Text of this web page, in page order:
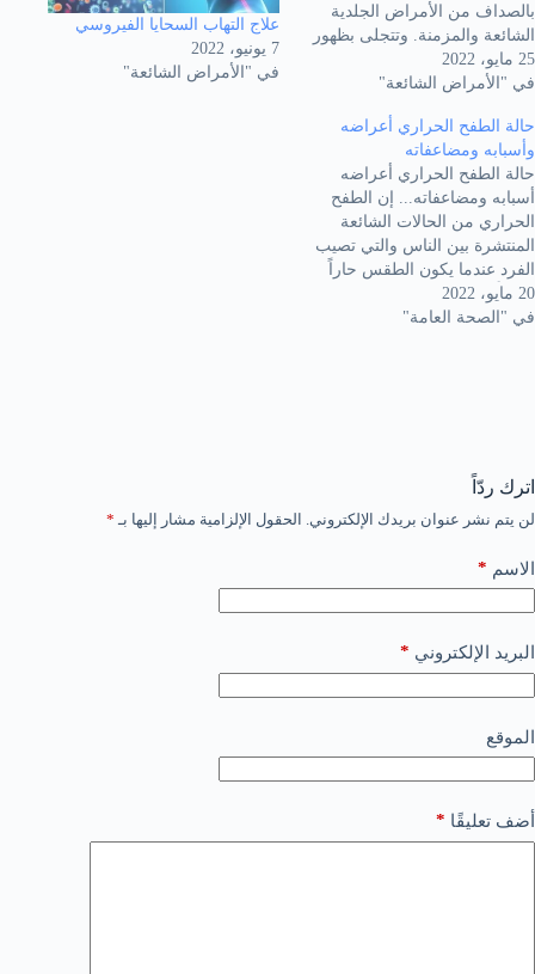
بالصداف من الأمراض الجلدية
الشائعة والمزمنة. وتتجلى بظهور
قشور فضية على سطح الجلد مع
بقع حمراء تتسبب بحكة مزعجة،
على الجلد في أماكن محددة مثل
المرفقين والركبتين والجزع. كذلك
في فروة الرأس…
25 مايو، 2022
في "الأمراض الشائعة"
علاج التهاب السحايا الفيروسي
7 يونيو، 2022
في "الأمراض الشائعة"
حالة الطفح الحراري أعراضه
وأسبابه ومضاعفاته
حالة الطفح الحراري أعراضه
أسبابه ومضاعفاته... إن الطفح
الحراري من الحالات الشائعة
المنتشرة بين الناس والتي تصيب
الفرد عندما يكون الطقس حاراً
ورطباً. حيث إن هذه الحالة الطبية
قد تشفى عادةً من تلقاء نفسها
20 مايو، 2022
في "الصحة العامة"
اترك ردّاً
لن يتم نشر عنوان بريدك الإلكتروني. الحقول الإلزامية مشار إليها بـ *
الاسم *
البريد الإلكتروني *
الموقع
أضف تعليقًا *